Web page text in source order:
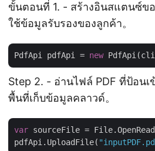
ขั้นตอนที่ 1. - สร้างอินสแตนซ์ข
ใช้ข้อมูลรับรองของลูกค้า。
PdfApi pdfApi = new
Step 2. - อ่านไฟล์ PDF ที่ป้อน
พื้นที่เก็บข้อมูลคลาวด์。
var sourceFile =
pdfApi.UploadFile(